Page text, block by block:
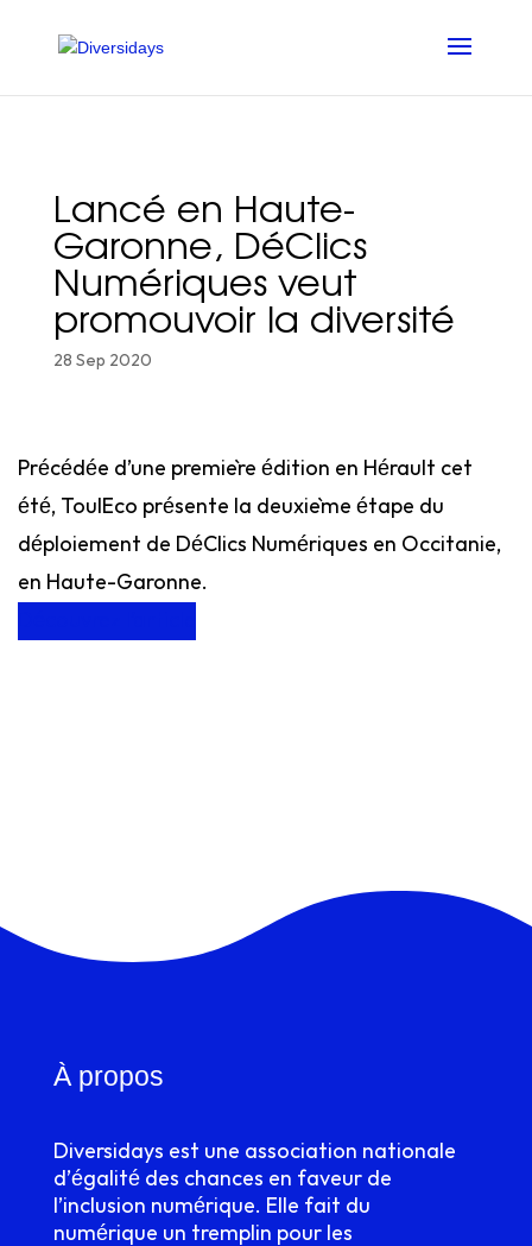
principal
Lancé en Haute-
Garonne, DéClics
Numériques veut
promouvoir la diversité
28 Sep 2020
Précédée d’une première édition en Hérault cet
été, ToulEco présente la deuxième étape du
déploiement de DéClics Numériques en Occitanie,
en Haute-Garonne.
À propos
Diversidays est une association nationale
d’égalité des chances en faveur de
l’inclusion numérique. Elle fait du
numérique un tremplin pour les